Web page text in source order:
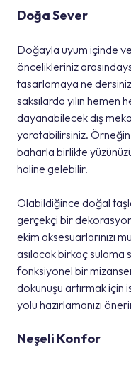
Doğa Sever
Doğayla uyum içinde
öncelikleriniz
tasarlamaya ne
saksılarda yılın hemen
dayanabilecek dış
yaratabilirsiniz. Örneğin
baharla birlikte
haline gelebilir.
Olabildiğince doğal
gerçekçi bir
ekim aksesuarlarınızı
asılacak birkaç sulama
fonksiyonel bir
dokunuşu artırmak için
yolu hazırlamanızı
Neşeli Konfor